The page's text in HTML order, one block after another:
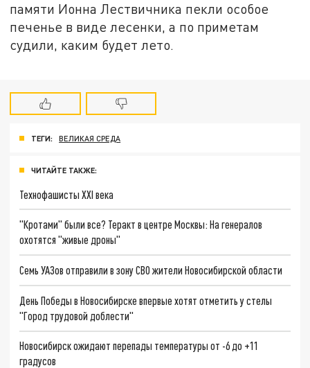
памяти Ионна Лествичника пекли особое
печенье в виде лесенки, а по приметам
судили, каким будет лето.
ТЕГИ: ВЕЛИКАЯ СРЕДА
ЧИТАЙТЕ ТАКЖЕ:
Технофашисты XXI века
"Кротами" были все? Теракт в центре Москвы: На генералов
охотятся "живые дроны"
Семь УАЗов отправили в зону СВО жители Новосибирской области
День Победы в Новосибирске впервые хотят отметить у стелы
"Город трудовой доблести"
Новосибирск ожидают перепады температуры от -6 до +11
градусов